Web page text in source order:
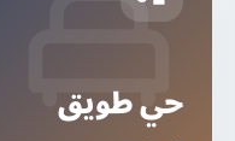
حي طويق